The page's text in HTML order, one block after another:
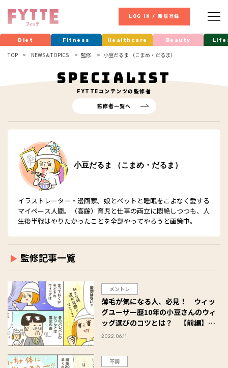
LOG IN / 新規登録
Diet Fitness Healthcare Beauty
TOP NEWS & TOPICS 監修 小豆だるま （こまめ・だるま）
SPECIALIST
FYTTE コンテンツの監修者
監修者一覧へ
小豆だるま （こまめ・だるま）
イラストレーター・漫画家。娘とペットと睡眠をこよなく愛する
マイペース人間。（高齢）育児と仕事の両立に悶絶しつつも、人
生後半戦はやりたかったことを全部やってやろうと画策中。
監修記事一覧
メントレ
薄毛が気になる人、必見！ ウィッ
グユーザー歴10年の小豆さんのウィ
ッグ選びのコツとは？ 【前編】～
進め！ 下り坂ジェンヌ♡ 小豆だる
2022.06.11
不調